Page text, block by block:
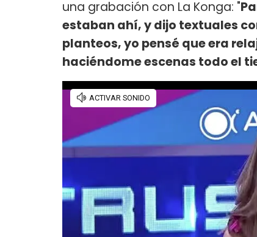
una grabación con La Konga: "
estaban ahí, y dijo textuales
planteos, yo pensé que era
haciéndome escenas todo el